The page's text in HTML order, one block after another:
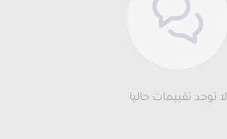
لا توجد تقييمات حاليا